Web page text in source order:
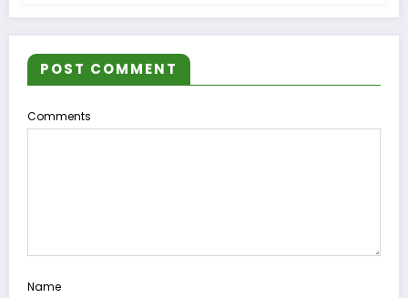
POST COMMENT
Comments
Name